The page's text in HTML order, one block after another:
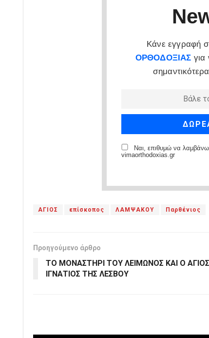
Κάνε εγγραφή
ΟΡΘΟΔΟΞΙΑΣ για
Ναι, επιθυμώ να
vimaorthodoxias.gr
ΑΓΙΟΣ επίσκοπος ΛΑΜΨΑΚΟΥ Παρθένιος
Προηγούμενο άρθρο
ΤΟ ΜΟΝΑΣΤΗΡΙ ΤΟΥ ΛΕΙΜΩΝΟΣ ΚΑΙ Ο ΑΓΙΟΣ
ΙΓΝΑΤΙΟΣ ΤΗΣ ΛΕΣΒΟΥ